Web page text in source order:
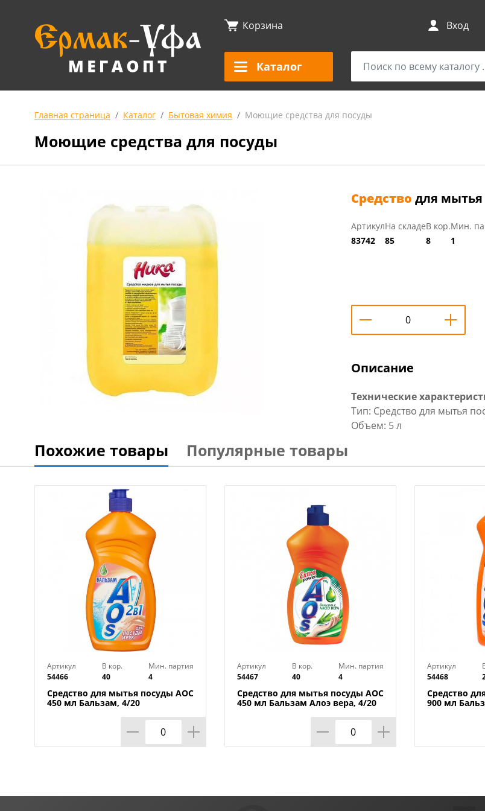
Корзина Вход
Каталог
Главная страница Каталог Бытовая химия Моющие средства для посуды
Моющие средства для посуды
Средство для мытья
Артикул
83742
На складе
85
В кор.
8
Мин.
1
Описание
Технические
Тип: Средство для мытья
Объем: 5 л
Похожие товары Популярные товары
Артикул
54466
В кор.
40
Мин. партия
4
Средство для мытья посуды АОС
450 мл Бальзам, 4/20
Артикул
54467
В кор.
40
Мин. партия
4
Средство для мытья посуды АОС
450 мл Бальзам Алоэ вера, 4/20
Артикул
54468
Средство
900 мл